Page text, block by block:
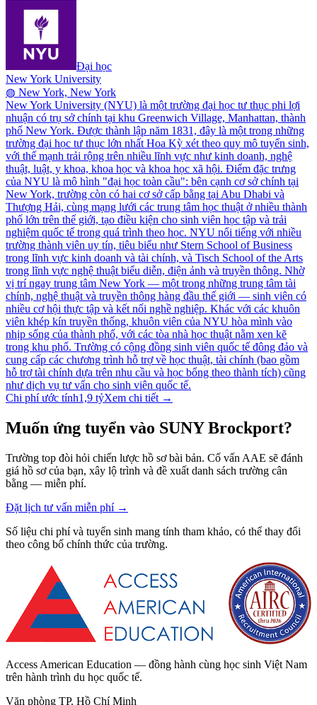
Đại học
New York University
◍ New York, New York
New York University (NYU) là một trường đại học tư thục phi lợi
nhuận có trụ sở chính tại khu Greenwich Village, Manhattan, thành
phố New York. Được thành lập năm 1831, đây là một trong những
trường đại học tư thục lớn nhất Hoa Kỳ xét theo quy mô tuyển sinh,
với thế mạnh trải rộng trên nhiều lĩnh vực như kinh doanh, nghệ
thuật, luật, y khoa, khoa học và khoa học xã hội. Điểm đặc trưng
của NYU là mô hình "đại học toàn cầu": bên cạnh cơ sở chính tại
New York, trường còn có hai cơ sở cấp bằng tại Abu Dhabi và
Thượng Hải, cùng mạng lưới các trung tâm học thuật ở nhiều thành
phố lớn trên thế giới, tạo điều kiện cho sinh viên học tập và trải
nghiệm quốc tế trong quá trình theo học. NYU nổi tiếng với nhiều
trường thành viên uy tín, tiêu biểu như Stern School of Business
trong lĩnh vực kinh doanh và tài chính, và Tisch School of the Arts
trong lĩnh vực nghệ thuật biểu diễn, điện ảnh và truyền thông. Nhờ
vị trí ngay trung tâm New York — một trong những trung tâm tài
chính, nghệ thuật và truyền thông hàng đầu thế giới — sinh viên có
nhiều cơ hội thực tập và kết nối nghề nghiệp. Khác với các khuôn
viên khép kín truyền thống, khuôn viên của NYU hòa mình vào
nhịp sống của thành phố, với các tòa nhà học thuật nằm xen kẽ
trong khu phố. Trường có cộng đồng sinh viên quốc tế đông đảo và
cung cấp các chương trình hỗ trợ về học thuật, tài chính (bao gồm
hỗ trợ tài chính dựa trên nhu cầu và học bổng theo thành tích) cũng
như dịch vụ tư vấn cho sinh viên quốc tế.
Chi phí ước tính1,9 tỷXem chi tiết →
Muốn ứng tuyển vào SUNY Brockport?
Trường top đòi hỏi chiến lược hồ sơ bài bản. Cố vấn AAE sẽ đánh
giá hồ sơ của bạn, xây lộ trình và đề xuất danh sách trường cân
bằng — miễn phí.
Đặt lịch tư vấn miễn phí→
Số liệu chi phí và tuyển sinh mang tính tham khảo, có thể thay đổi
theo công bố chính thức của trường.
Access American Education — đồng hành cùng học sinh Việt Nam
trên hành trình du học quốc tế.
Văn phòng TP. Hồ Chí Minh